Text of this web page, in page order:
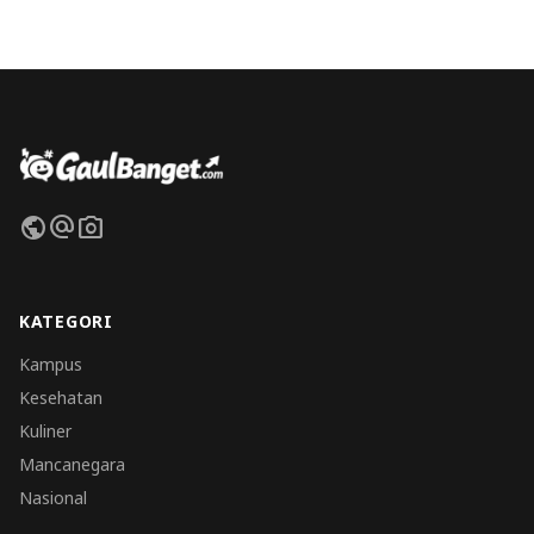
publicalternate_emailphoto_camera
KATEGORI
Kampus
Kesehatan
Kuliner
Mancanegara
Nasional